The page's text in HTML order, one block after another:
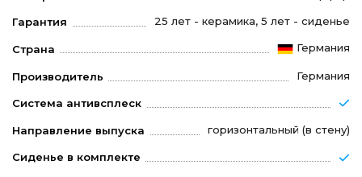
Гарантия 25 лет - керамика, 5 лет - сиденье
Страна Германия
Производитель Германия
Система антивсплеск
Направление выпуска горизонтальный (в стену)
Сиденье в комплекте